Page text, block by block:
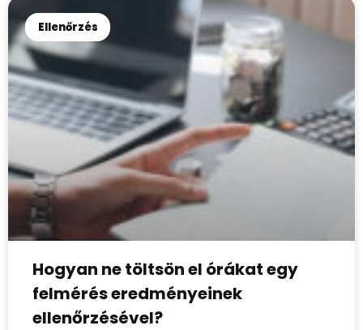
Ellenőrzés
Hogyan ne töltsön el órákat egy
felmérés eredményeinek
ellenőrzésével?